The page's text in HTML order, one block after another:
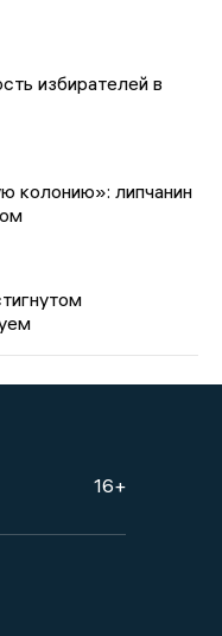
избирателей в
колонию»: липчанин
16+